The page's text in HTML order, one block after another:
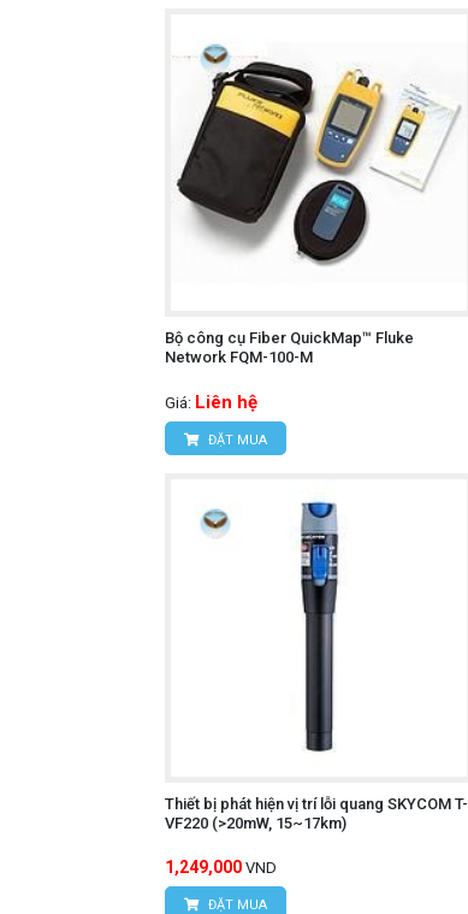
Bộ công cụ Fiber QuickMap™ Fluke
Network FQM-100-M
Giá: Liên hệ
ĐẶT MUA
Thiết bị phát hiện vị trí lỗi quang SKYCOM T-
VF220 (>20mW, 15~17km)
1,249,000 VND
ĐẶT MUA